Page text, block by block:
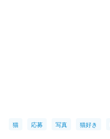
猫 応募 写真 猫好き